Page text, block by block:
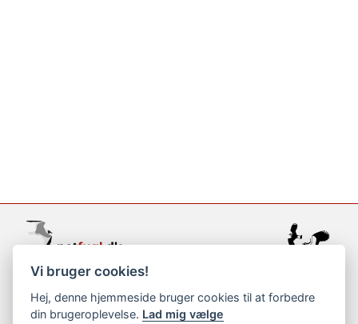
support@netfugl.dk
copyright © 2002-2023
Vi bruger cookies!
Hej, denne hjemmeside bruger cookies til at forbedre
din brugeroplevelse. Lad mig vælge